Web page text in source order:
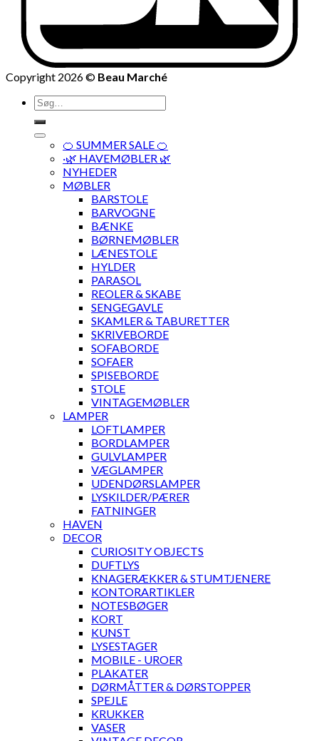
Copyright 2026 © Beau Marché
Søg
efter:
🍊 SUMMER SALE 🍊
·🌿 HAVEMØBLER 🌿
NYHEDER
MØBLER
BARSTOLE
BARVOGNE
BÆNKE
BØRNEMØBLER
LÆNESTOLE
HYLDER
PARASOL
REOLER & SKABE
SENGEGAVLE
SKAMLER & TABURETTER
SKRIVEBORDE
SOFABORDE
SOFAER
SPISEBORDE
STOLE
VINTAGEMØBLER
LAMPER
LOFTLAMPER
BORDLAMPER
GULVLAMPER
VÆGLAMPER
UDENDØRSLAMPER
LYSKILDER/PÆRER
FATNINGER
HAVEN
DECOR
CURIOSITY OBJECTS
DUFTLYS
KNAGERÆKKER & STUMTJENERE
KONTORARTIKLER
NOTESBØGER
KORT
KUNST
LYSESTAGER
MOBILE - UROER
PLAKATER
DØRMÅTTER & DØRSTOPPER
SPEJLE
KRUKKER
VASER